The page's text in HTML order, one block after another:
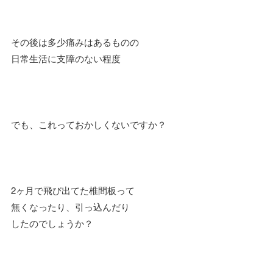
その後は多少痛みはあるものの
日常生活に支障のない程度
でも、これっておかしくないですか？
2ヶ月で飛び出てた椎間板って
無くなったり、引っ込んだり
したのでしょうか？